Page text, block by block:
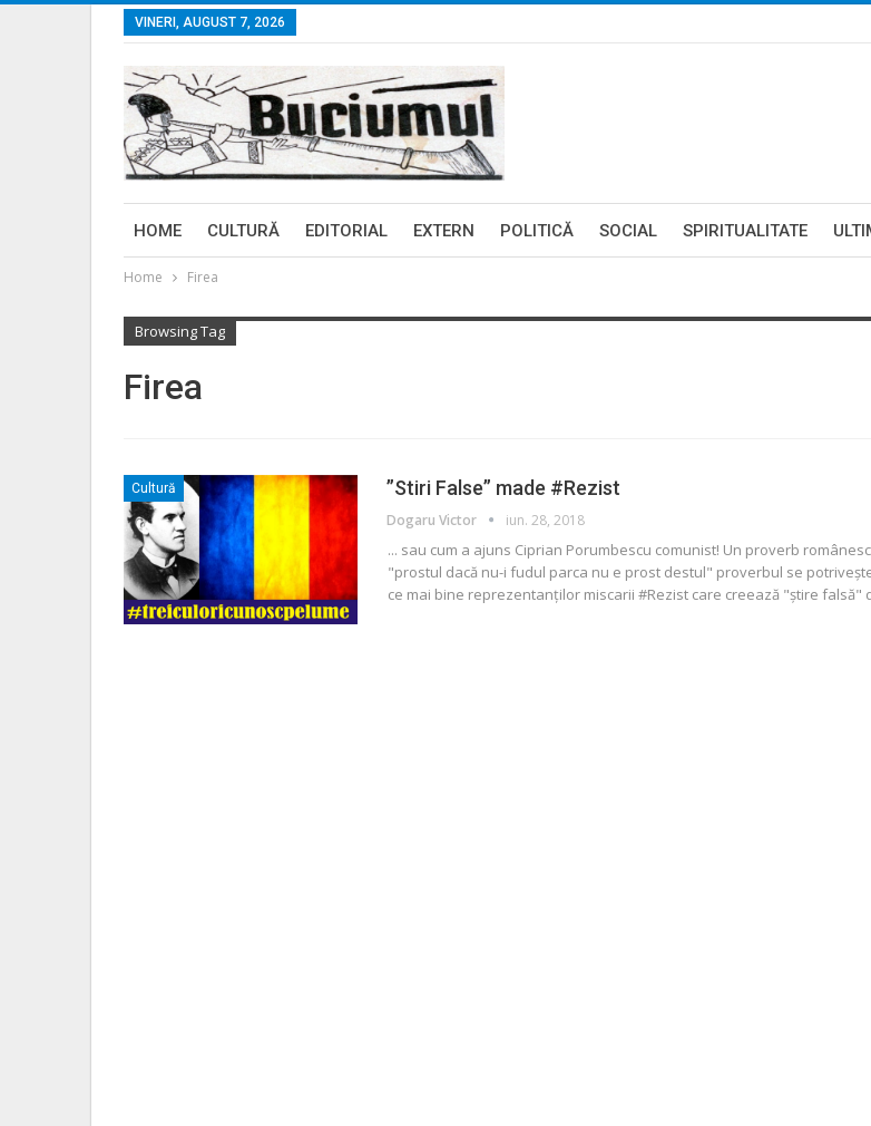
VINERI, AUGUST 7, 2026
HOME CULTURĂ EDITORIAL EXTERN POLITICĂ SOCIAL SPIRITUALITATE
Home Firea
Browsing Tag
Firea
Cultură ”Stiri False” made #Rezist
Dogaru Victor iun. 28, 2018
... sau cum a ajuns Ciprian Porumbescu comunist! Un proverb
"prostul dacă nu-i fudul parca nu e prost destul" proverbul se
ce mai bine reprezentanţilor miscarii #Rezist care creează "ştire falsă"